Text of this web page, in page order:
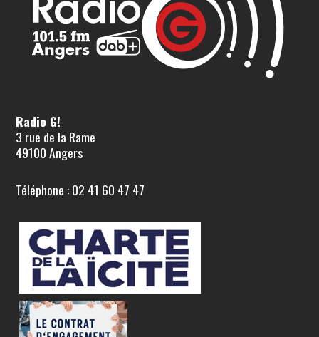
Radio G!
3 rue de la Rame
49100 Angers
Téléphone : 02 41 60 47 47